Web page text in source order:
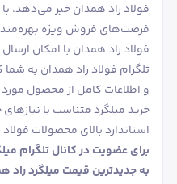
فولاد راد همدان خبر می‌دهد.
فرصت‌های فروش ویژه بهره‌مند
فولاد راد همدان با امکان
تلگرام فولاد راد همدان به
و اطلاعات کامل از محصول مورد
خرید میلگرد متناسب با
استاندارد بالای محصولات
برای عضویت در کانال تلگرام
به جدیدترین قیمت‌ میلگرد راد